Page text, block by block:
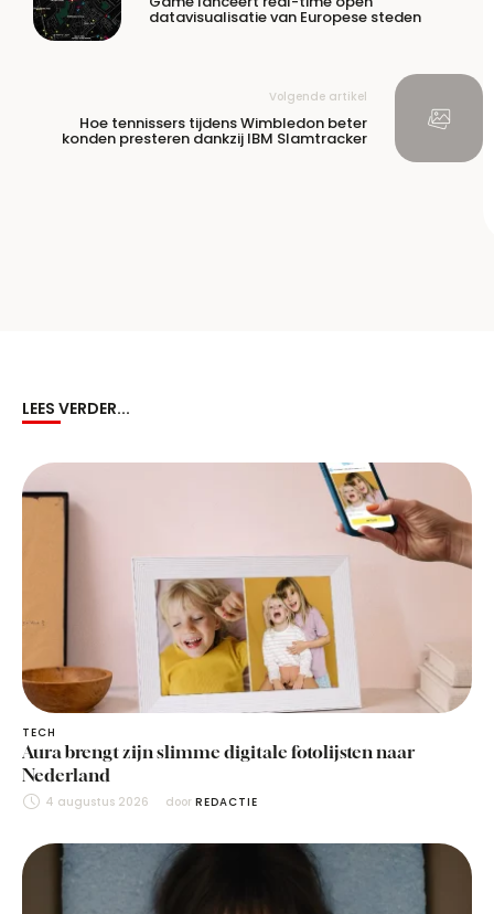
datavisualisatie van Europese steden
Volgende artikel
Hoe tennissers tijdens Wimbledon beter
konden presteren dankzij IBM Slamtracker
LEES VERDER...
TECH
Aura brengt zijn slimme digitale fotolijsten naar
Nederland
4 augustus 2026 door REDACTIE